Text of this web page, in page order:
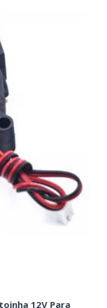
12V Para